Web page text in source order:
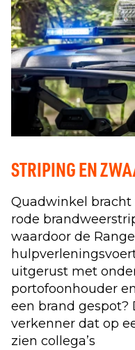
STRIPING EN
Quadwinkel
rode
waardoor de
uitgerust met
portofoonhouder
een brand gespot?
verkenner dat op
zien collega’s